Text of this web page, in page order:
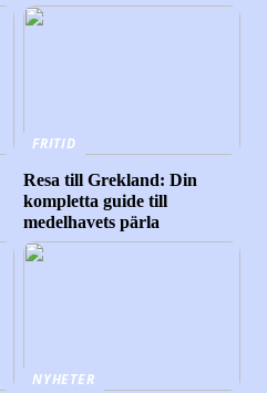
FRITID
Resa till Grekland: Din
kompletta guide till
medelhavets pärla
NYHETER